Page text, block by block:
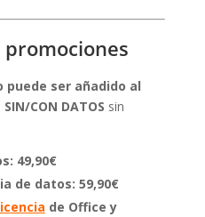
puede ser añadido al
CON DATOS sin
49,90€
de datos: 59,90€
de Office y